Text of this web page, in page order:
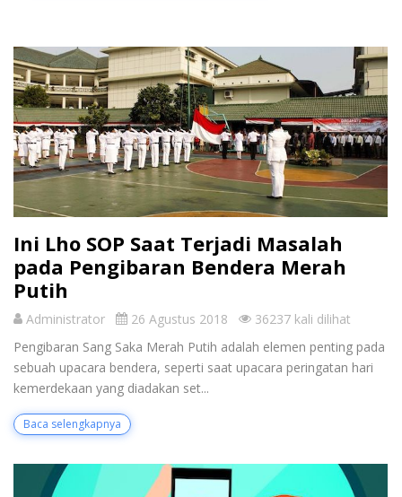
Ini Lho SOP Saat Terjadi Masalah
pada Pengibaran Bendera Merah
Putih
Administrator 26 Agustus 2018
36237 kali dilihat
Pengibaran Sang Saka Merah Putih adalah elemen penting pada
sebuah upacara bendera, seperti saat upacara peringatan hari
kemerdekaan yang diadakan set...
Baca selengkapnya